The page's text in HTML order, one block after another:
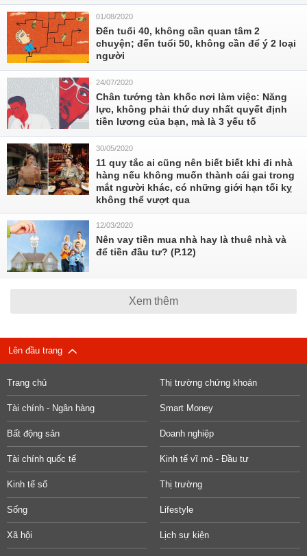
01/08/2020
Đến tuổi 40, không cần quan tâm 2
chuyện; đến tuổi 50, không cần để ý 2 loại
người
24/07/2020
Chân tướng tàn khốc nơi làm việc: Năng
lực, không phải thứ duy nhất quyết định
tiền lương của bạn, mà là 3 yếu tố
30/05/2020
11 quy tắc ai cũng nên biết biết khi đi nhà
hàng nếu không muốn thành cái gai trong
mắt người khác, có những giới hạn tối kỵ
không thể vượt qua
12/03/2020
Nên vay tiền mua nhà hay là thuê nhà và
để tiền đầu tư? (P.12)
Xem thêm
Lên đầu trang
Trang chủ Thị trường chứng khoán
Tài chính - Ngân hàng Smart Money
Bất động sản Doanh nghiệp
Tài chính quốc tế Kinh tế vĩ mô - Đầu tư
Kinh tế số Thị trường
Sống Lifestyle
Xã hội Lịch sự kiện